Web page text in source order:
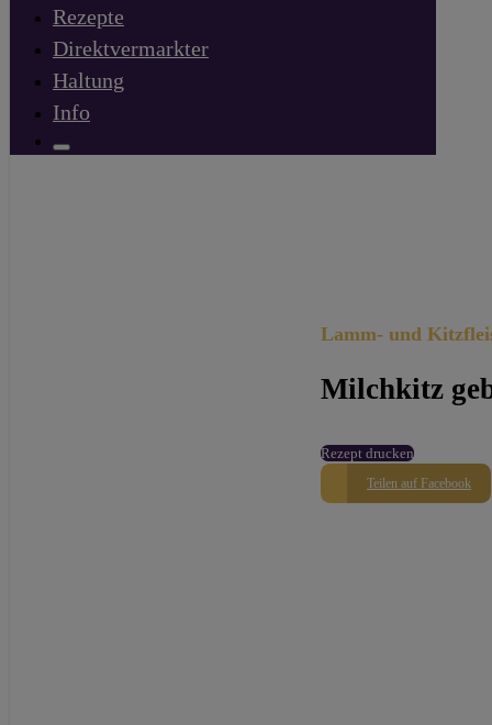
Rezepte
Direktvermarkter
Haltung
Info
Lamm- und
Milchkitz
Rezept drucken
Teilen auf Facebook